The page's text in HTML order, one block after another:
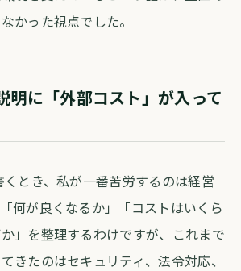
かった視点でした。
明に「外部コスト」が入って
とき、私が一番苦労するのは経営
何が良くなるか」「コストはいくら
」を整理するわけですが、これまで
きたのはセキュリティ、法令対応、